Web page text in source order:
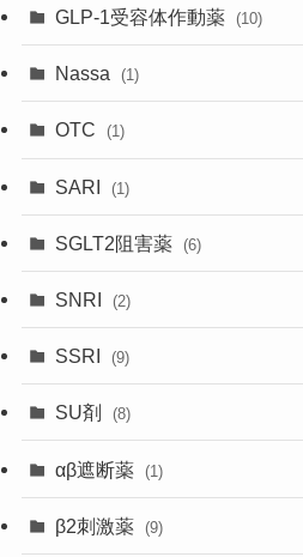
GLP-1受容体作動薬 (10)
Nassa (1)
OTC (1)
SARI (1)
SGLT2阻害薬 (6)
SNRI (2)
SSRI (9)
SU剤 (8)
αβ遮断薬 (1)
β2刺激薬 (9)